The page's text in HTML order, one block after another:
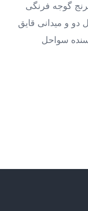
گوجه فرنگی
دو و میدانی قایق
سواحل